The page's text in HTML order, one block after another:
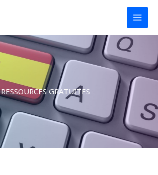
RESSOURCES GRATUITES